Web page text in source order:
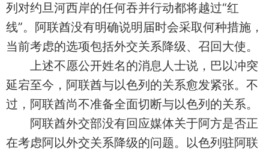
列对约旦河西岸的任何吞并行动都将越过“红
线”。阿联酋没有明确说明届时会采取何种措施，
当前考虑的选项包括外交关系降级、召回大使。
上述不愿公开姓名的消息人士说，巴以冲突
延宕至今，阿联酋与以色列的关系愈发紧张。不
过，阿联酋尚不准备全面切断与以色列的关系。
阿联酋外交部没有回应媒体关于阿方是否正
在考虑阿以外交关系降级的问题。以色列驻阿联